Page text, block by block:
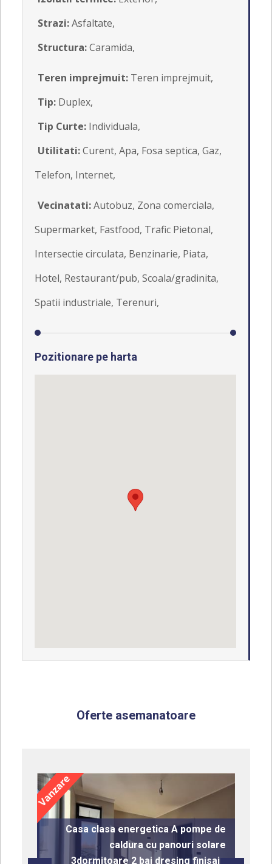
Strazi:Asfaltate,
Structura:Caramida,
Teren imprejmuit: Teren imprejmuit,
Tip: Duplex,
Tip Curte: Individuala,
Utilitati:Curent, Apa, Fosa septica, Gaz,
Telefon, Internet,
Vecinatati:Autobuz, Zona comerciala,
Supermarket, Fastfood, Trafic Pietonal,
Intersectie circulata, Benzinarie, Piata,
Hotel, Restaurant/pub, Scoala/gradinita,
Spatii industriale, Terenuri,
Pozitionare pe harta
Oferte asemanatoare
Casa clasa energetica A pompe de
caldura cu panouri solare
3dormitoare 2 bai dresing finisaje